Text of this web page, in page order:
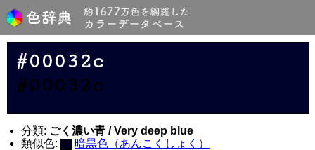
#00032c
#00032c
分類: ごく濃い青 / Very deep blue
類似色:
暗黒色（あんこくしょく）